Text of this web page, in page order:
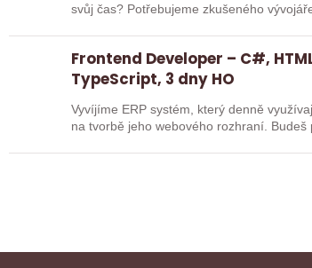
svůj čas? Potřebujeme zkušeného
Frontend Developer – C#,
TypeScript, 3 dny HO
Vyvíjíme ERP systém, který denně
na tvorbě jeho webového rozhraní.